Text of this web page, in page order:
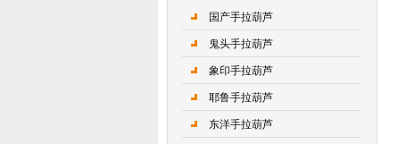
国产手拉葫芦
鬼头手拉葫芦
象印手拉葫芦
耶鲁手拉葫芦
东洋手拉葫芦